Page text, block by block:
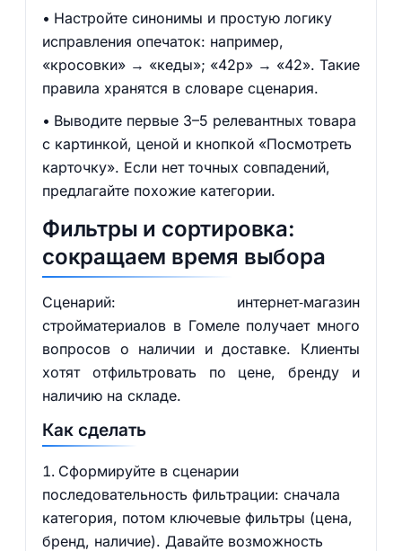
Настройте синонимы и простую логику
исправления опечаток: например,
«кросовки» → «кеды»; «42р» → «42». Такие
правила хранятся в словаре сценария.
Выводите первые 3–5 релевантных товара
с картинкой, ценой и кнопкой «Посмотреть
карточку». Если нет точных совпадений,
предлагайте похожие категории.
Фильтры и сортировка:
сокращаем время выбора
Сценарий: интернет‑магазин
стройматериалов в Гомеле получает много
вопросов о наличии и доставке. Клиенты
хотят отфильтровать по цене, бренду и
наличию на складе.
Как сделать
Сформируйте в сценарии
последовательность фильтрации: сначала
категория, потом ключевые фильтры (цена,
бренд, наличие). Давайте возможность